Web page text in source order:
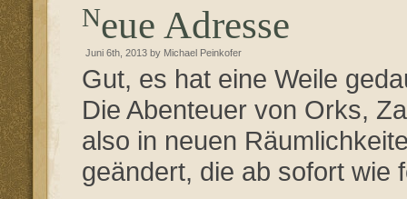
Neue Adresse
Juni 6th, 2013 by Michael Peinkofer
Gut, es hat eine Weile
Die Abenteuer von Orks,
also in neuen
geändert, die ab sofort wie